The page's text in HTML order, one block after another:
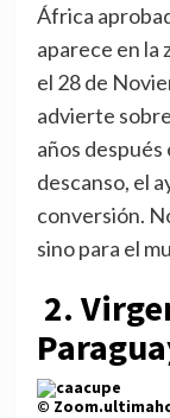
África
aparece en la
el 28 de
advierte
años después
descanso, el
conversión.
sino para el
2.
©